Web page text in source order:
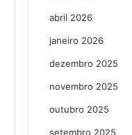
abril 2026
janeiro 2026
dezembro 2025
novembro 2025
outubro 2025
setembro 2025